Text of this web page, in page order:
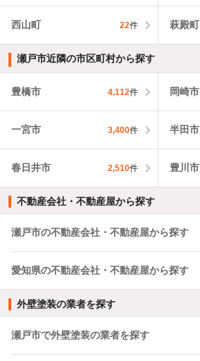
西山町 22件 萩殿町
瀬戸市近隣の市区町村から探す
豊橋市 4,112件 岡崎市
一宮市 3,400件 半田市
春日井市 2,510件 豊川市
不動産会社・不動産屋から探す
瀬戸市の不動産会社・不動産屋から探す
愛知県の不動産会社・不動産屋から探す
外壁塗装の業者を探す
瀬戸市で外壁塗装の業者を探す